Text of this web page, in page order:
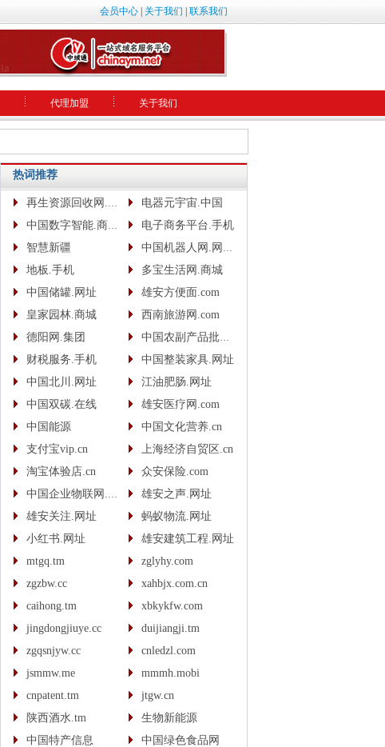
会员中心 关于我们 联系我们
代理加盟 关于我们
热词推荐
再生资源回收网.网址
电器元宇宙.中国
中国数字智能.商城.网址.中文网
电子商务平台.手机
智慧新疆
中国机器人网.网址www.robotcn.top
地板.手机
多宝生活网.商城
中国储罐.网址
雄安方便面.com
皇家园林.商城
西南旅游网.com
德阳网.集团
中国农副产品批发网.com
财税服务.手机
中国整装家具.网址
中国北川.网址
江油肥肠.网址
中国双碳.在线
雄安医疗网.com
中国能源
中国文化营养.cn
支付宝vip.cn
上海经济自贸区.cn
淘宝体验店.cn
众安保险.com
中国企业物联网.com
雄安之声.网址
雄安关注.网址
蚂蚁物流.网址
小红书.网址
雄安建筑工程.网址
mtgq.tm
zglyhy.com
zgzbw.cc
xahbjx.com.cn
caihong.tm
xbkykfw.com
jingdongjiuye.cc
duijiangji.tm
zgqsnjyw.cc
cnledzl.com
jsmmw.me
mmmh.mobi
cnpatent.tm
jtgw.cn
陕西酒水.tm
生物新能源
中国特产信息
中国绿色食品网